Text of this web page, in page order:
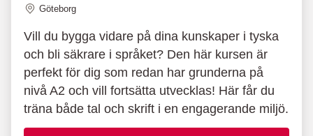
Plats
Göteborg
Vill du bygga vidare på dina kunskaper i tyska
och bli säkrare i språket? Den här kursen är
perfekt för dig som redan har grunderna på
nivå A2 och vill fortsätta utvecklas! Här får du
träna både tal och skrift i en engagerande miljö.